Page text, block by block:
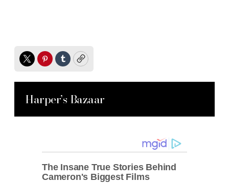
TwitterPinterest
TumblrCopy
Harper’s Bazaar